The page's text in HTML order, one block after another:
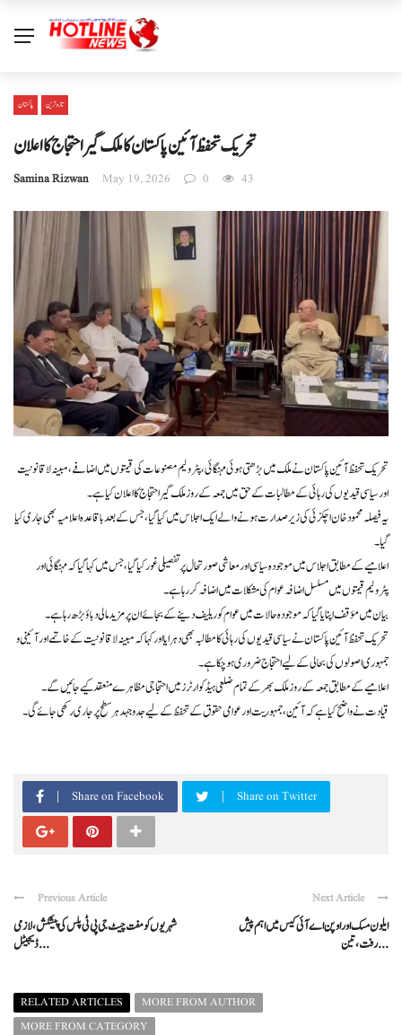
پاکستان تازہ ترین
تحریک تحفظ آئین پاکستان کا ملک گیر احتجاج کا اعلان
Samina Rizwan May 19, 2026 0 43
تحریک تحفظ آئین پاکستان نے ملک میں بڑھتی ہوئی مہنگائی، پٹرولیم مصنوعات کی قیمتوں میں اضافے، مبینہ لاقانونیت
اور سیاسی قیدیوں کی رہائی کے مطالبات کے حق میں جمعہ کے روز ملک گیر احتجاج کا اعلان کیا ہے۔
یہ فیصلہ محمود خان اچکزئی کی زیر صدارت ہونے والے ایک اجلاس میں کیا گیا، جس کے بعد باقاعدہ اعلامیہ بھی جاری کیا
گیا۔
اعلامیے کے مطابق اجلاس میں موجودہ سیاسی اور معاشی صورتحال پر تفصیلی غور کیا گیا، جس میں کہا گیا کہ مہنگائی اور
پٹرولیم قیمتوں میں مسلسل اضافہ عوام کی مشکلات میں اضافہ کر رہا ہے۔
بیان میں مؤقف اپنایا گیا کہ موجودہ حالات میں عوام کو ریلیف دینے کے بجائے ان پر مزید مالی دباؤ بڑھ رہا ہے۔
تحریک تحفظ آئین پاکستان نے سیاسی قیدیوں کی رہائی کا مطالبہ بھی دہرایا اور کہا کہ مبینہ لاقانونیت کے خاتمے اور آئینی و
جمہوری اصولوں کی بحالی کے لیے احتجاج ضروری ہو چکا ہے۔
اعلامیے کے مطابق جمعہ کے روز ملک بھر کے تمام ضلعی ہیڈکوارٹرز میں احتجاجی مظاہرے منعقد کیے جائیں گے۔
قیادت نے واضح کیا ہے کہ آئین، جمہوریت اور عوامی حقوق کے تحفظ کے لیے جدوجہد ہر سطح پر جاری رکھی جائے گی۔
Share on Facebook Share on Twitter
Previous Article
شہریوں کو مفت چیٹ جی پی ٹی پلس کی پیشکش، لازمی
ڈیجیٹل ...
Next Article
ایلون مسک اور اوپن اے آئی کیس میں اہم پیش
رفت، تین ...
RELATED ARTICLES
MORE FROM AUTHOR
MORE FROM CATEGORY